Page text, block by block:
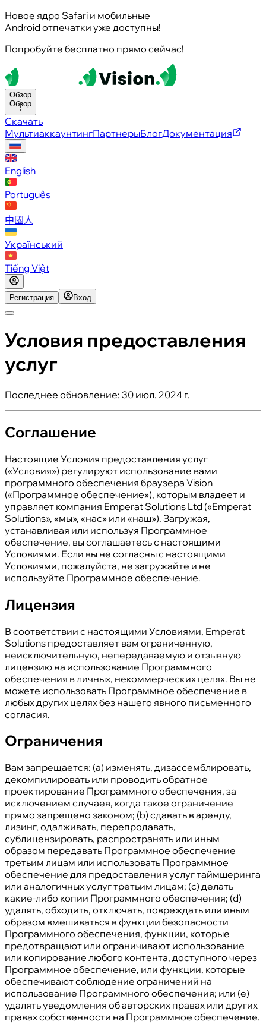
Новое ядро Safari и мобильные
Android отпечатки уже доступны!
Попробуйте бесплатно прямо сейчас!
Обзор
Обзор
Скачать
МультиаккаунтингПартнерыБлогДокументация
English
Português
中國人
Український
Tiếng Việt
Регистрация Вход
Условия предоставления
услуг
Последнее обновление: 30 июл. 2024 г.
Соглашение
Настоящие Условия предоставления услуг
(«Условия») регулируют использование вами
программного обеспечения браузера Vision
(«Программное обеспечение»), которым владеет и
управляет компания Emperat Solutions Ltd («Emperat
Solutions», «мы», «нас» или «наш»). Загружая,
устанавливая или используя Программное
обеспечение, вы соглашаетесь с настоящими
Условиями. Если вы не согласны с настоящими
Условиями, пожалуйста, не загружайте и не
используйте Программное обеспечение.
Лицензия
В соответствии с настоящими Условиями, Emperat
Solutions предоставляет вам ограниченную,
неисключительную, непередаваемую и отзывную
лицензию на использование Программного
обеспечения в личных, некоммерческих целях. Вы не
можете использовать Программное обеспечение в
любых других целях без нашего явного письменного
согласия.
Ограничения
Вам запрещается: (a) изменять, дизассемблировать,
декомпилировать или проводить обратное
проектирование Программного обеспечения, за
исключением случаев, когда такое ограничение
прямо запрещено законом; (b) сдавать в аренду,
лизинг, одалживать, перепродавать,
сублицензировать, распространять или иным
образом передавать Программное обеспечение
третьим лицам или использовать Программное
обеспечение для предоставления услуг таймшеринга
или аналогичных услуг третьим лицам; (c) делать
какие-либо копии Программного обеспечения; (d)
удалять, обходить, отключать, повреждать или иным
образом вмешиваться в функции безопасности
Программного обеспечения, функции, которые
предотвращают или ограничивают использование
или копирование любого контента, доступного через
Программное обеспечение, или функции, которые
обеспечивают соблюдение ограничений на
использование Программного обеспечения; или (e)
удалять уведомления об авторских правах или других
правах собственности на Программное обеспечение.